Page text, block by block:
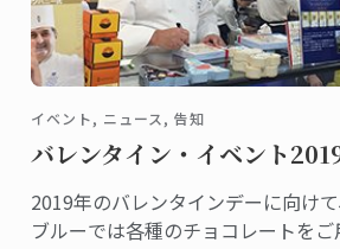
イベント, ニュース, 告知
バレンタイン・イベント
2019年のバレンタインデーに向け
ブルーでは各種のチョコレートを